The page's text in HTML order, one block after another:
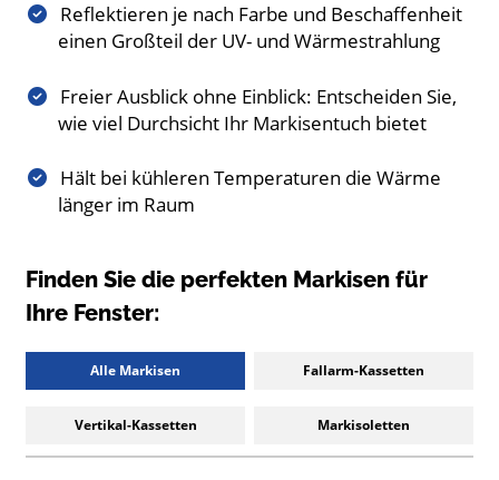
Reflektieren je nach Farbe und Beschaffenheit
einen Großteil der UV- und Wärmestrahlung
Freier Ausblick ohne Einblick: Entscheiden Sie,
wie viel Durchsicht Ihr Markisentuch bietet
Hält bei kühleren Temperaturen die Wärme
länger im Raum
Finden Sie die perfekten Markisen für
Ihre Fenster:
Alle Markisen Fallarm-Kassetten
Vertikal-Kassetten Markisoletten